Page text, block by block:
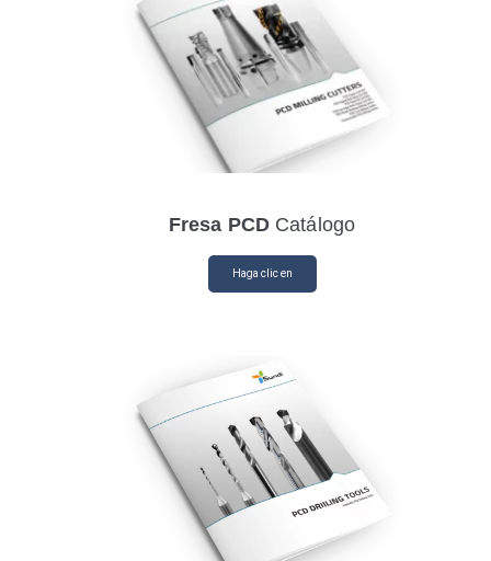
Fresa PCD Catálogo
Haga clic en